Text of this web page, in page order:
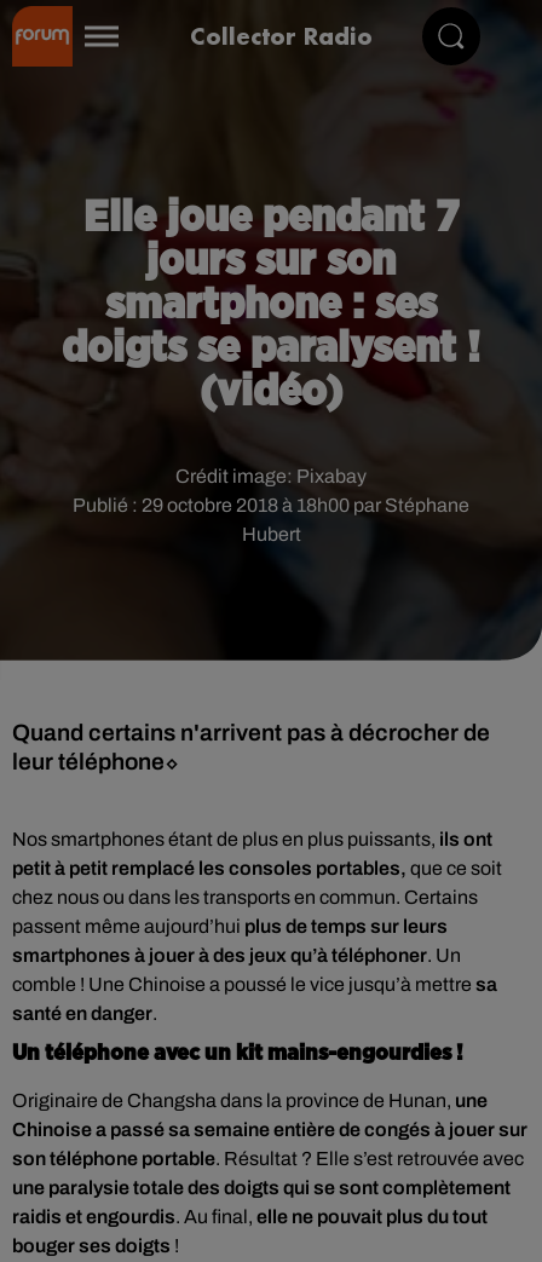
Collector Radio
Elle joue pendant 7
jours sur son
smartphone : ses
doigts se paralysent !
(vidéo)
Publié : 29 octobre 2018 à 18h00 par Stéphane
Hubert
Crédit image: Pixabay
Quand certains n'arrivent pas à décrocher de
leur téléphone⬦
Nos smartphones étant de plus en plus puissants, ils ont
petit à petit remplacé les consoles portables, que ce soit
chez nous ou dans les transports en commun. Certains
passent même aujourd’hui plus de temps sur leurs
smartphones à jouer à des jeux qu’à téléphoner. Un
comble ! Une Chinoise a poussé le vice jusqu’à mettre sa
santé en danger.
Un téléphone avec un kit mains-engourdies !
Originaire de Changsha dans la province de Hunan, une
Chinoise a passé sa semaine entière de congés à jouer sur
son téléphone portable. Résultat ? Elle s’est retrouvée avec
une paralysie totale des doigts qui se sont complètement
raidis et engourdis. Au final, elle ne pouvait plus du tout
bouger ses doigts !